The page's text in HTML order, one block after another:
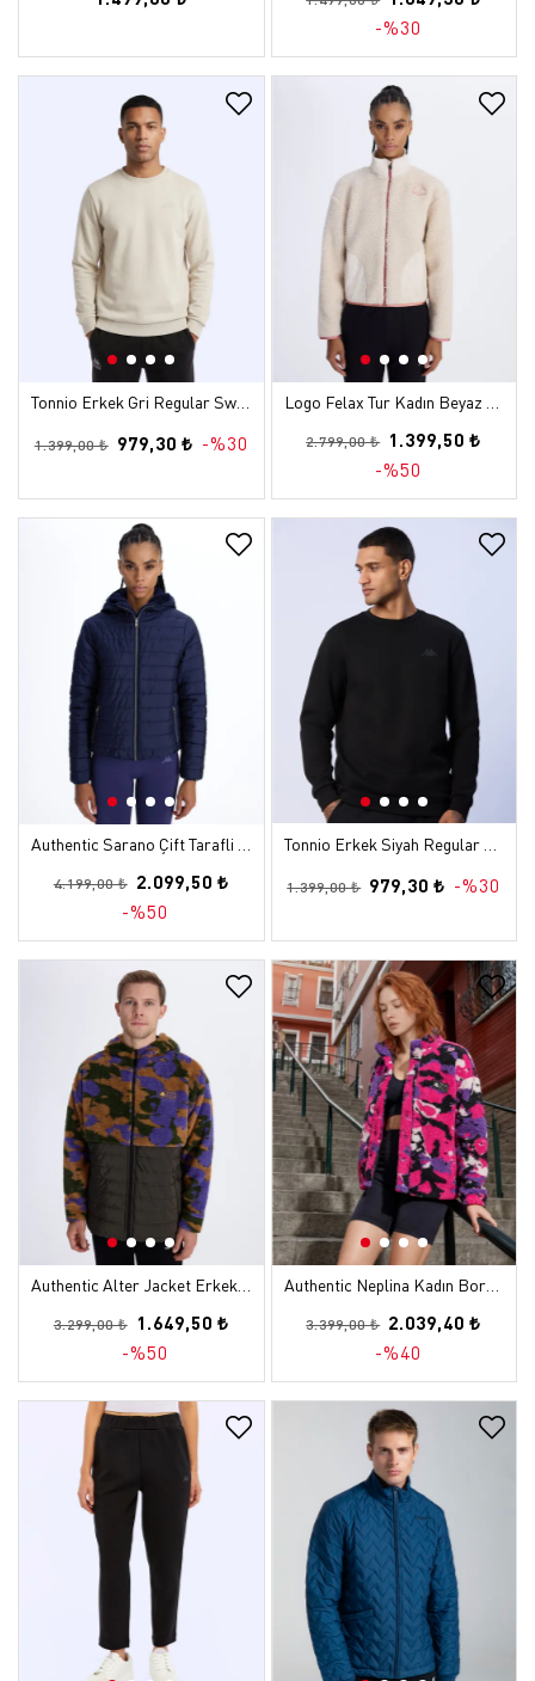
-%30
1.399,00 ₺ 979,30 ₺ -%30 2.799,00 ₺ 1.399,50 ₺
-%50
4.199,00 ₺ 2.099,50 ₺
-%50
1.399,00 ₺ 979,30 ₺ -%30
3.299,00 ₺
1.649,50 ₺
-%50
Authentic Neplina Kadın Bordo-Lacivert Regular Sherpa Mont
3.399,00 ₺ 2.039,40 ₺
-%40